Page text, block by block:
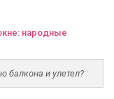
народные
балкона и улетел?